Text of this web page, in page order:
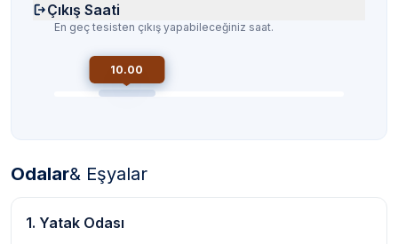
Çıkış Saati
En geç tesisten çıkış yapabileceğiniz saat.
10.00
Odalar& Eşyalar
1. Yatak Odası